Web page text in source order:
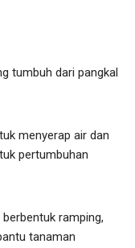
tumbuh dari pangkal
menyerap air dan
pertumbuhan
ramping,
tanaman